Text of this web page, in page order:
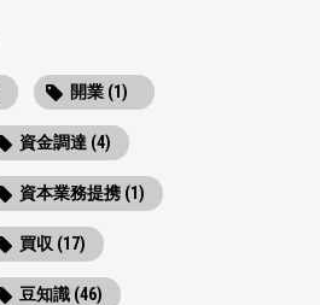
開業 (1)
資金調達 (4)
資本業務提携 (1)
買収 (17)
豆知識 (46)